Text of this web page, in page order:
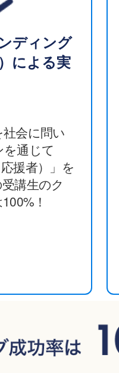
ディング
による実
会に問い
通じて
援者）」を
講生のク
！